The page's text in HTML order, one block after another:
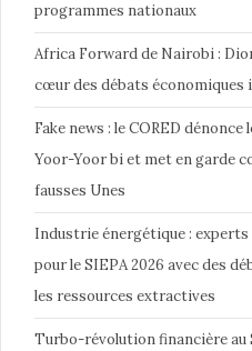
programmes nationaux
Africa Forward de Nairobi :
cœur des débats économiques
Fake news : le CORED
Yoor-Yoor bi et met en garde
fausses Unes
Industrie énergétique :
pour le SIEPA 2026 avec des
les ressources extractives
Turbo-révolution financière au